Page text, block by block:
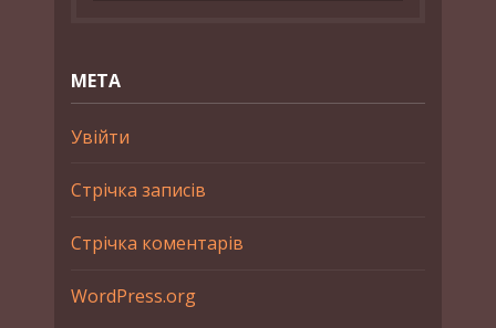
МЕТА
Увійти
Стрічка записів
Стрічка коментарів
WordPress.org